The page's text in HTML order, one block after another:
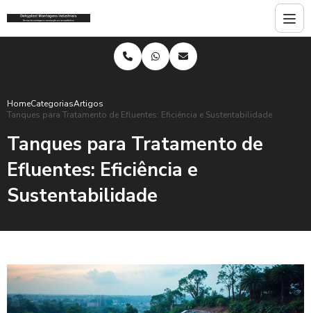
HomeCategoriasArtigos
Tanques para Tratamento de Efluentes: Eficiência e Sustentabilidade
Tanques para Tratamento de
Efluentes: Eficiência e
Sustentabilidade